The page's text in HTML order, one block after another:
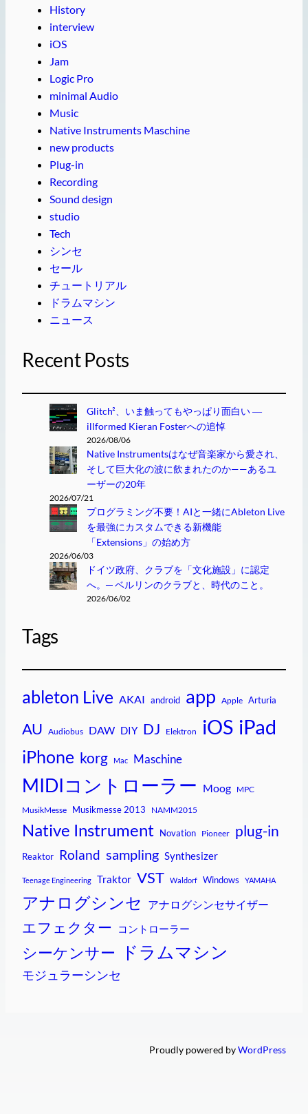
History
interview
iOS
Jam
Logic Pro
minimal Audio
Music
Native Instruments Maschine
new products
Plug-in
Recording
Sound design
studio
Tech
シンセ
セール
チュートリアル
ドラムマシン
ニュース
Recent Posts
Glitch²、いま触ってもやっぱり面白い ―
illformed Kieran Fosterへの追悼
2026/08/06
Native Instrumentsはなぜ音楽家から愛され、
そして巨大化の波に飲まれたのか——あるユ
ーザーの20年
2026/07/21
プログラミング不要！AIと一緒にAbleton Live
を最強にカスタムできる新機能
「Extensions」の始め方
2026/06/03
ドイツ政府、クラブを「文化施設」に認定
へ。─ ベルリンのクラブと、時代のこと。
2026/06/02
Tags
ableton Live AKAI android app Apple Arturia
AU Audiobus DAW DIY DJ Elektron iOS iPad
iPhone korg Mac Maschine
MIDIコントローラー Moog MPC
MusikMesse Musikmesse 2013 NAMM2015
Native Instrument Novation Pioneer plug-in
Reaktor Roland sampling Synthesizer
Teenage Engineering Traktor VST Waldorf Windows YAMAHA
アナログシンセ アナログシンセサイザー
エフェクター コントローラー
シーケンサー ドラムマシン
モジュラーシンセ
Proudly powered byWordPress